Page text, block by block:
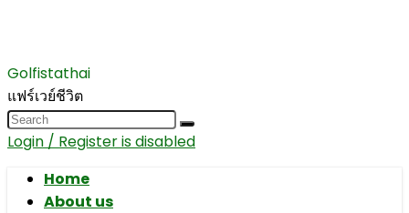
Golfistathai
แฟร์เวย์ชีวิต
Login / Register is disabled
Home
About us